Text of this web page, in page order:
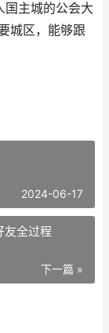
国主城的公会大
城区，能够跟
2024-06-17
友全过程
下一篇 »